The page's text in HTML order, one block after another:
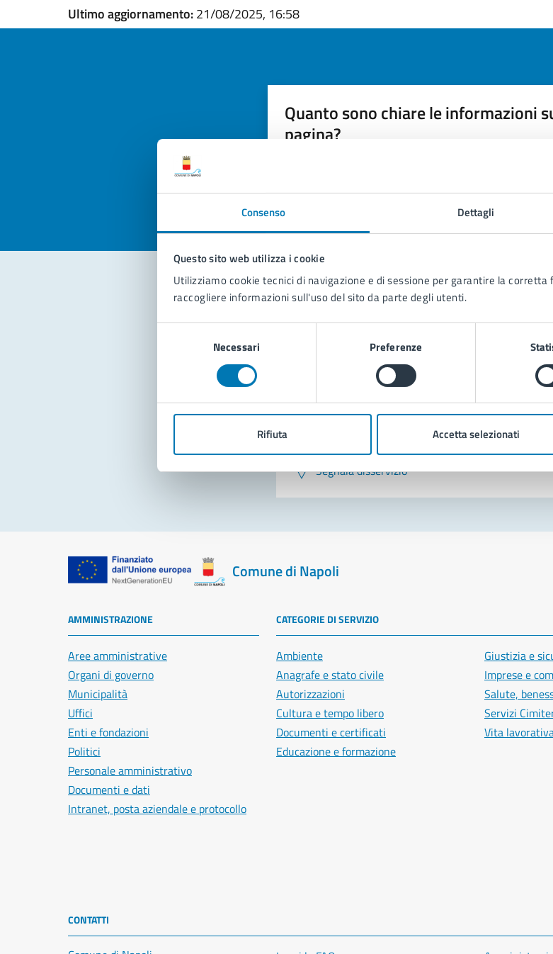
Consenso Dettagli
Questo sito web utilizza i cookie
Utilizziamo cookie tecnici di navigazione e di sessione per garantire la
raccogliere informazioni sull'uso del sito da parte degli utenti.
Necessari Preferenze
Rifiuta Accetta selezionati
Ultimo aggiornamento:21/08/2025, 16:58
Quanto sono chiare le informazioni
pagina?
Contatta il comune
Leggi le domande frequenti
Richiedi assistenza
Prenota appuntamento
Segnala disservizio
Comune di Napoli
AMMINISTRAZIONE
Aree amministrative
Organi di governo
Municipalità
Uffici
Enti e fondazioni
Politici
Personale amministrativo
Documenti e dati
Intranet, posta aziendale e protocollo
CATEGORIE DI SERVIZIO
Ambiente
Anagrafe e stato civile
Autorizzazioni
Cultura e tempo libero
Documenti e certificati
Educazione e formazione
Giustizia e
Imprese e
Salute,
Servizi
Vita
CONTATTI